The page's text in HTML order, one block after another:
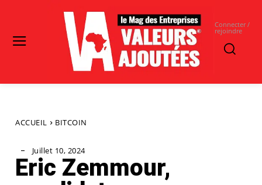
Connecter /
rejoindre
ACCUEIL BITCOIN
Juillet 10, 2024
Eric Zemmour,